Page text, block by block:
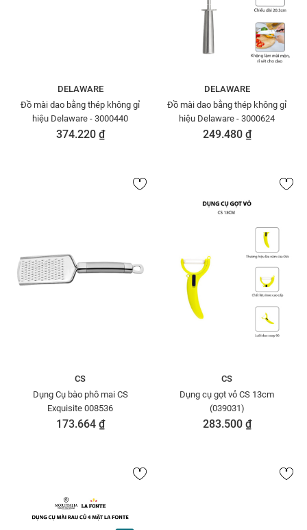
DELAWARE
Đồ mài dao bằng thép không gỉ
hiệu Delaware - 3000440
374.220 ₫
DELAWARE
Đồ mài dao bằng thép không gỉ
hiệu Delaware - 3000624
249.480 ₫
CS
Dụng Cụ bào phô mai CS
Exquisite 008536
173.664 ₫
CS
Dụng cụ gọt vỏ CS 13cm
(039031)
283.500 ₫